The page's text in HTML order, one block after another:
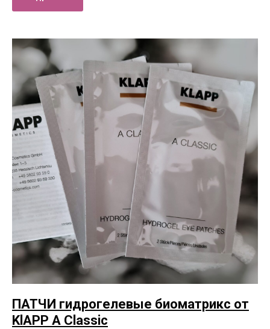
ПАТЧИ гидрогелевые биоматрикс от
KlAPP A Classic